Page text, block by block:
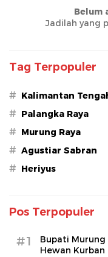
Belum
Jadilah yang
Tag Terpopuler
# Kalimantan
# Palangka Raya
# Murung Raya
# Agustiar Sabran
# Heriyus
Pos Terpopuler
#1
Bupati Murung
Hewan